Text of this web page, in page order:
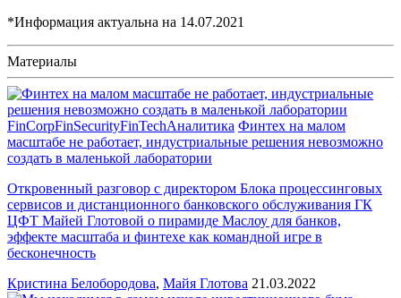
*Информация актуальна на 14.07.2021
Материалы
FinCorpFinSecurityFinTechАналитика Финтех на малом
масштабе не работает, индустриальные решения невозможно
создать в маленькой лаборатории
Откровенный разговор с директором Блока процессинговых
сервисов и дистанционного банковского обслуживания ГК
ЦФТ Майей Глотовой о пирамиде Маслоу для банков,
эффекте масштаба и финтехе как командной игре в
бесконечность
Кристина Белобородова, Майя Глотова 21.03.2022